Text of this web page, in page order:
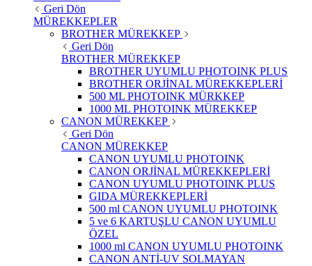
Geri Dön
MÜREKKEPLER
BROTHER MÜREKKEP
Geri Dön
BROTHER MÜREKKEP
BROTHER UYUMLU PHOTOINK PLUS
BROTHER ORJİNAL MÜREKKEPLERİ
500 ML PHOTOINK MÜRKKEP
1000 ML PHOTOINK MÜREKKEP
CANON MÜREKKEP
Geri Dön
CANON MÜREKKEP
CANON UYUMLU PHOTOINK
CANON ORJİNAL MÜREKKEPLERİ
CANON UYUMLU PHOTOINK PLUS
GIDA MÜREKKEPLERİ
500 ml CANON UYUMLU PHOTOINK
5 ve 6 KARTUŞLU CANON UYUMLU
ÖZEL
1000 ml CANON UYUMLU PHOTOINK
CANON ANTİ-UV SOLMAYAN